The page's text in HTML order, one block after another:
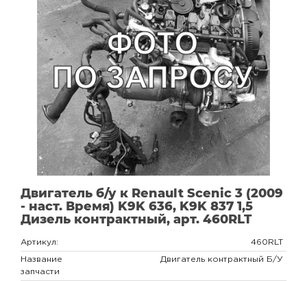
Двигатель б/у к Renault Scenic 3 (2009
- наст. Время) K9K 636, K9K 837 1,5
Дизель контрактный, арт. 460RLT
Артикул: 460RLT
Название
запчасти
Двигатель контрактный Б/У